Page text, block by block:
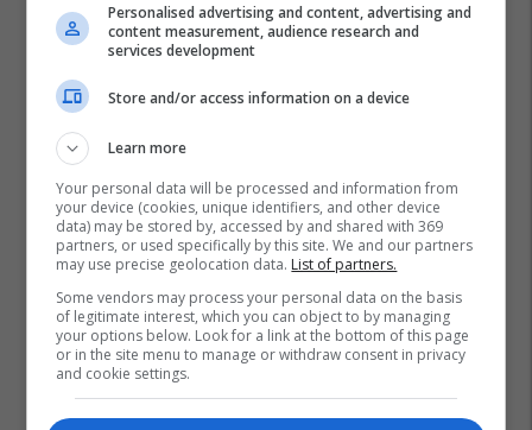
Personalised advertising and content, advertising and
content measurement, audience research and
services development
Store and/or access information on a device
Learn more
Your personal data will be processed and information from
your device (cookies, unique identifiers, and other device
data) may be stored by, accessed by and shared with 369
partners, or used specifically by this site. We and our partners
may use precise geolocation data. List of partners.
Some vendors may process your personal data on the basis
of legitimate interest, which you can object to by managing
your options below. Look for a link at the bottom of this page
or in the site menu to manage or withdraw consent in privacy
and cookie settings.